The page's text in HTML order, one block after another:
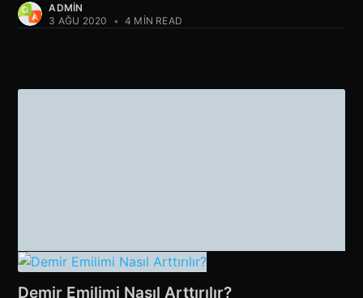
ADMIN
3 AĞU 2020
• 4 MIN READ
Demir Emilimi Nasıl Arttırılır?